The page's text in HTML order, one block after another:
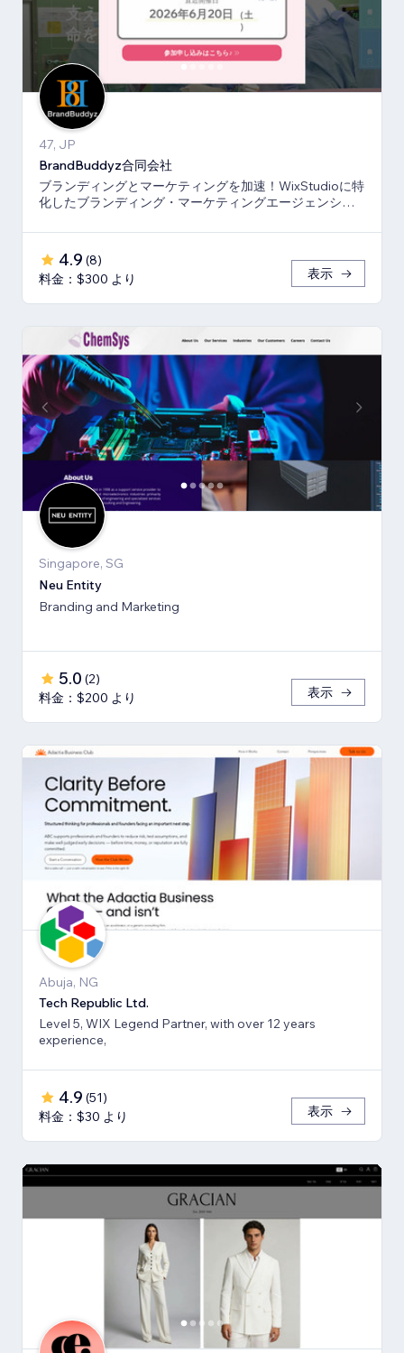
47, JP
BrandBuddyz合同会社
ブランディングとマーケティングを加速！WixStudioに特
化したブランディング・マーケティングエージェンシー
4.9 (8)
料金：$300 より
表示
Singapore, SG
Neu Entity
Branding and Marketing
5.0 (2)
料金：$200 より
表示
Abuja, NG
Tech Republic Ltd.
Level 5, WIX Legend Partner, with over 12 years
experience,
4.9 (51)
料金：$30 より
表示